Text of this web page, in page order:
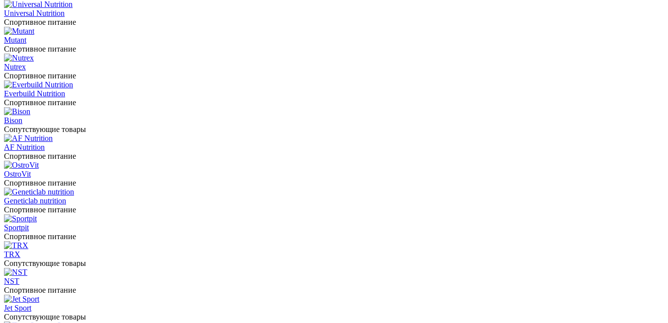
Universal Nutrition
Спортивное питание
Mutant
Спортивное питание
Nutrex
Спортивное питание
Everbuild Nutrition
Спортивное питание
Bison
Сопутствующие товары
AF Nutrition
Спортивное питание
OstroVit
Спортивное питание
Geneticlab nutrition
Спортивное питание
Sportpit
Спортивное питание
TRX
Сопутствующие товары
NST
Спортивное питание
Jet Sport
Сопутствующие товары